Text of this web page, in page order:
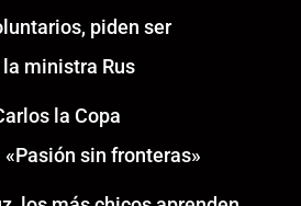
piden ser
ministra Rus
la Copa
sin fronteras»